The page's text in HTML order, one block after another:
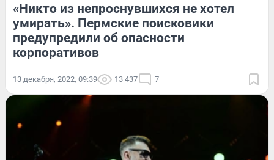
«Никто из непроснувшихся не хотел
умирать». Пермские поисковики
предупредили об опасности
корпоративов
13 декабря, 2022, 09:39 13 437 7